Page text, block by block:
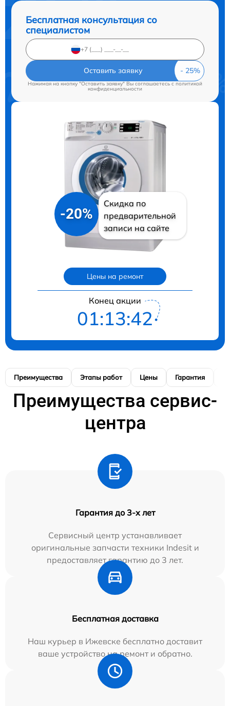
Бесплатная консультация со
специалистом
Оставить заявку
Нажимая на кнопку "Оставить заявку" Вы соглашаетесь cполитикой
конфиденциальности
-20%
Скидка по
предварительной
записи на сайте
Цены на ремонт
Конец акции
01:13:41
Преимущества Этапы работ Цены Гарантия
Преимущества сервис-
центра
Гарантия до 3-х лет
Сервисный центр устанавливает
оригинальные запчасти техники Indesit и
предоставляет гарантию до 3 лет.
Бесплатная доставка
Наш курьер в Ижевске бесплатно доставит
ваше устройство на ремонт и обратно.